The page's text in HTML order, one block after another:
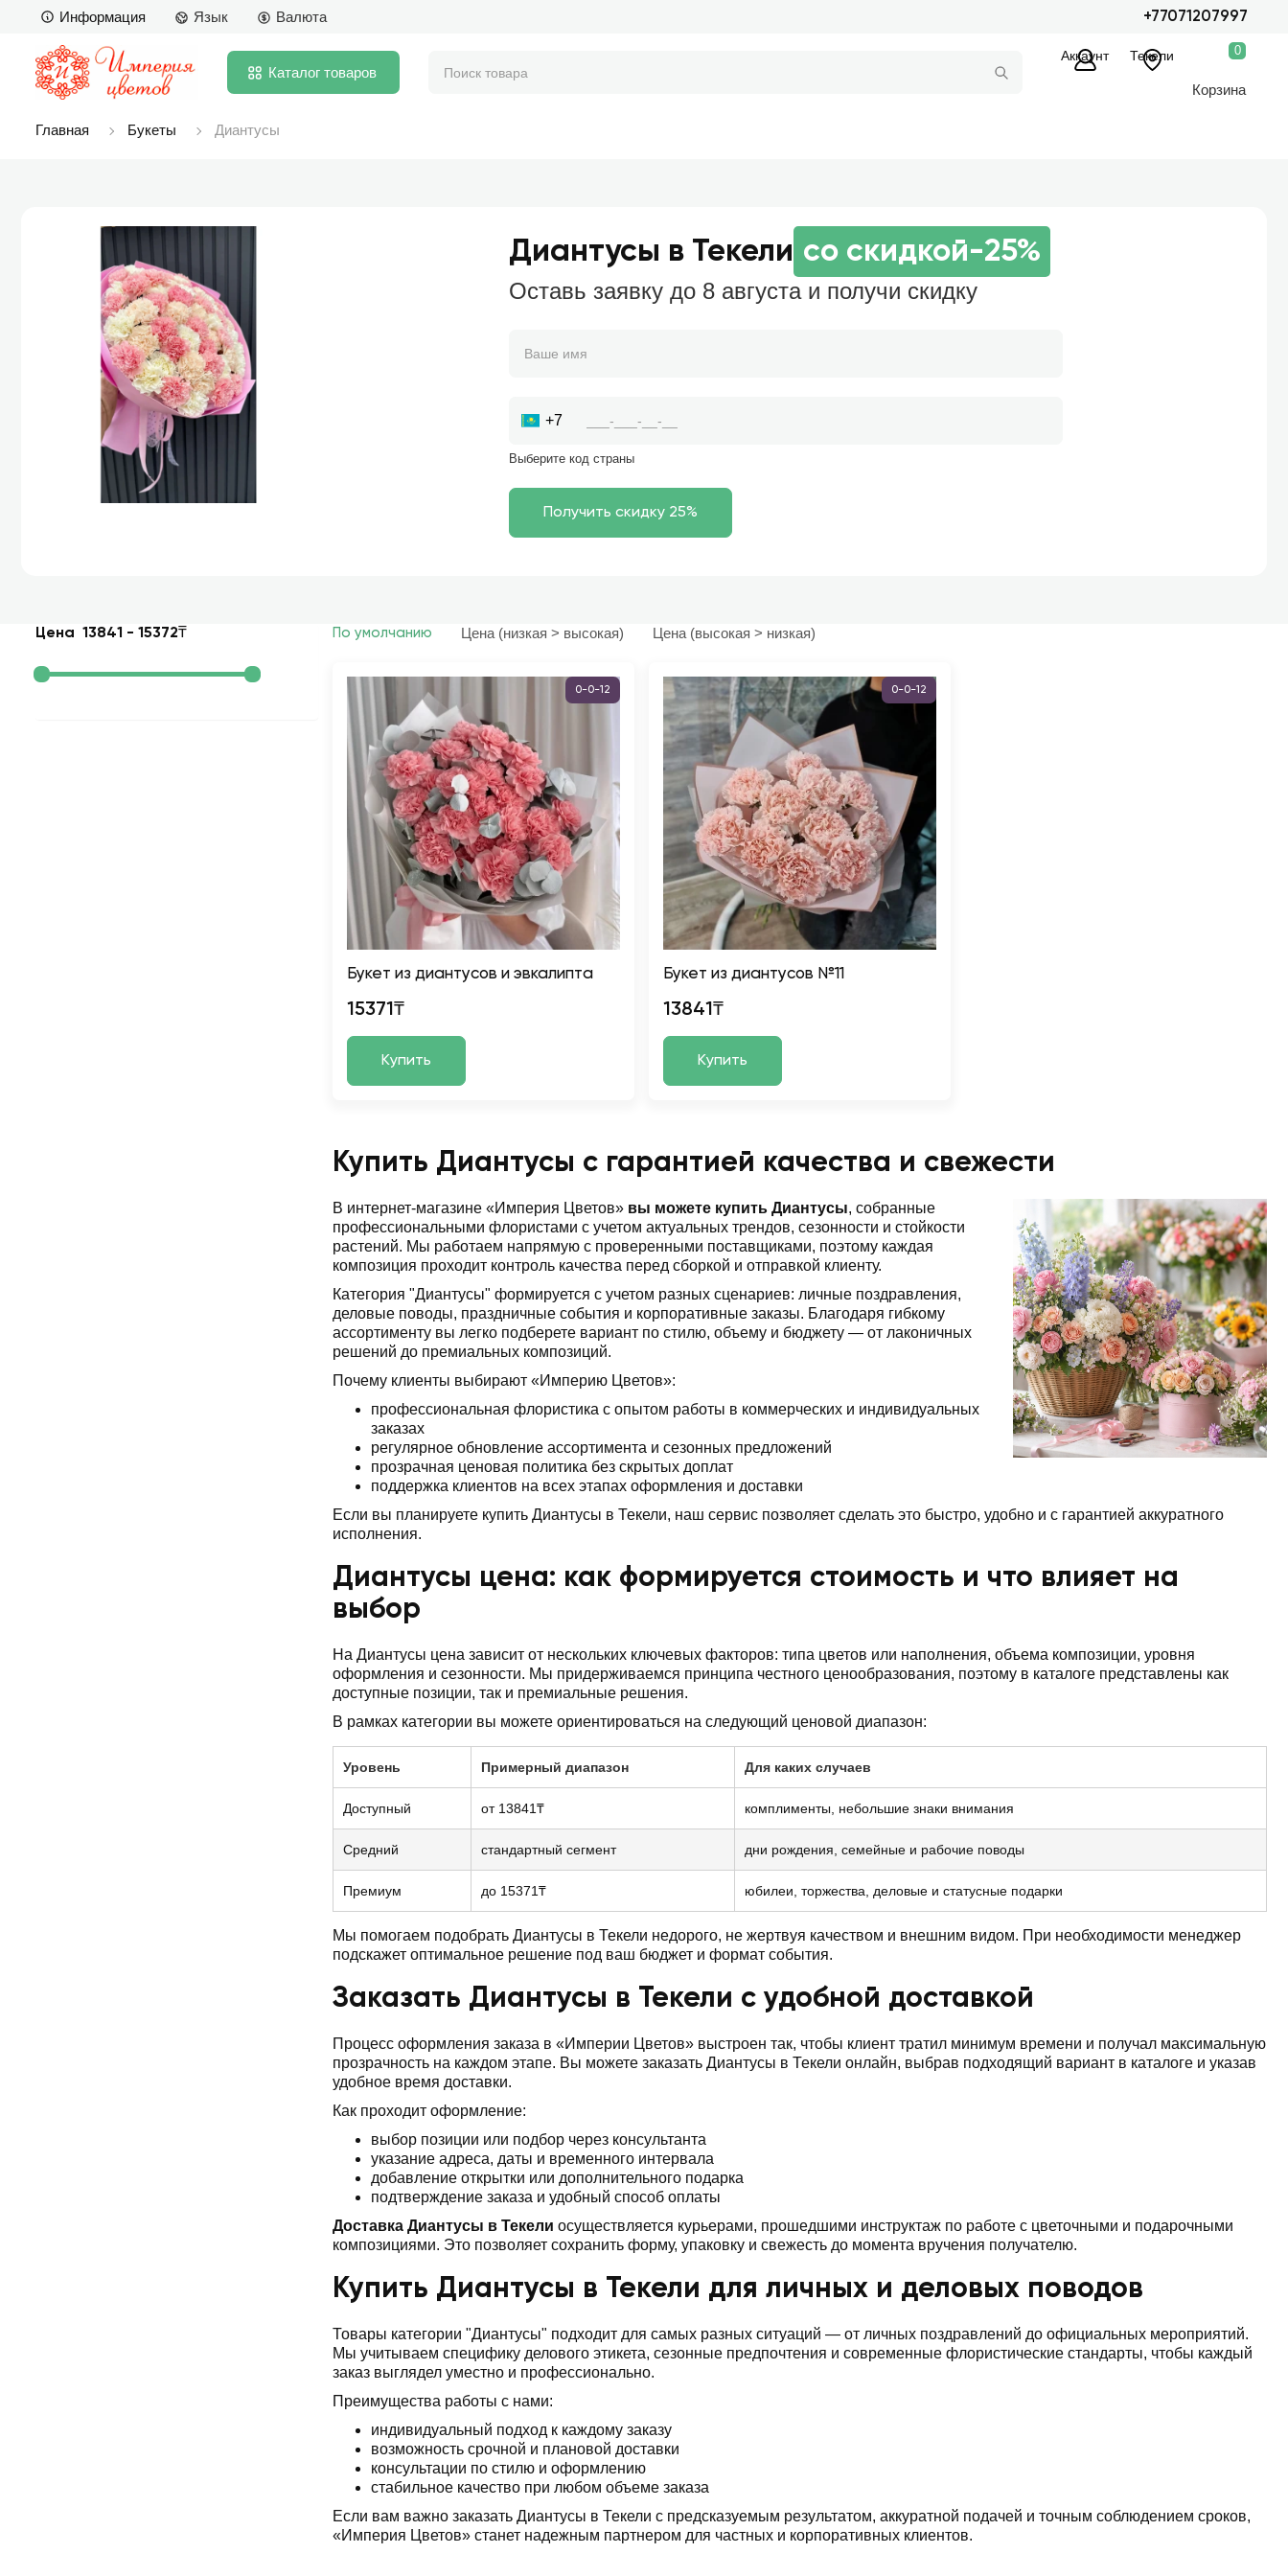
Информация Язык Валюта +77071207997
Каталог товаров
Аккаунт Текели 0
Корзина
Главная Букеты Диантусы
Диантусы в Текели со скидкой-25%
Оставь заявку до 8 августа и получи скидку
+7
Выберите код страны
Цена 13841 - 15372₸ По умолчанию Цена (низкая > высокая) Цена (высокая > низкая)
0-0-12
Букет из диантусов и эвкалипта
15371₸
Купить
0-0-12
Букет из диантусов №11
13841₸
Купить
Купить Диантусы с гарантией качества и свежести
В интернет-магазине «Империя Цветов» вы можете купить Диантусы, собранные
профессиональными флористами с учетом актуальных трендов, сезонности и стойкости
растений. Мы работаем напрямую с проверенными поставщиками, поэтому каждая
композиция проходит контроль качества перед сборкой и отправкой клиенту.
Категория "Диантусы" формируется с учетом разных сценариев: личные поздравления,
деловые поводы, праздничные события и корпоративные заказы. Благодаря гибкому
ассортименту вы легко подберете вариант по стилю, объему и бюджету — от лаконичных
решений до премиальных композиций.
Почему клиенты выбирают «Империю Цветов»:
профессиональная флористика с опытом работы в коммерческих и индивидуальных
заказах
регулярное обновление ассортимента и сезонных предложений
прозрачная ценовая политика без скрытых доплат
поддержка клиентов на всех этапах оформления и доставки
Если вы планируете купить Диантусы в Текели, наш сервис позволяет сделать это быстро, удобно и с гарантией аккуратного
исполнения.
Диантусы цена: как формируется стоимость и что влияет на
выбор
На Диантусы цена зависит от нескольких ключевых факторов: типа цветов или наполнения, объема композиции, уровня
оформления и сезонности. Мы придерживаемся принципа честного ценообразования, поэтому в каталоге представлены как
доступные позиции, так и премиальные решения.
В рамках категории вы можете ориентироваться на следующий ценовой диапазон:
Уровень Примерный диапазон Для каких случаев
Доступный от 13841₸ комплименты, небольшие знаки внимания
Средний стандартный сегмент дни рождения, семейные и рабочие поводы
Премиум до 15371₸ юбилеи, торжества, деловые и статусные подарки
Мы помогаем подобрать Диантусы в Текели недорого, не жертвуя качеством и внешним видом. При необходимости менеджер
подскажет оптимальное решение под ваш бюджет и формат события.
Заказать Диантусы в Текели с удобной доставкой
Процесс оформления заказа в «Империи Цветов» выстроен так, чтобы клиент тратил минимум времени и получал максимальную
прозрачность на каждом этапе. Вы можете заказать Диантусы в Текели онлайн, выбрав подходящий вариант в каталоге и указав
удобное время доставки.
Как проходит оформление:
выбор позиции или подбор через консультанта
указание адреса, даты и временного интервала
добавление открытки или дополнительного подарка
подтверждение заказа и удобный способ оплаты
Доставка Диантусы в Текели осуществляется курьерами, прошедшими инструктаж по работе с цветочными и подарочными
композициями. Это позволяет сохранить форму, упаковку и свежесть до момента вручения получателю.
Купить Диантусы в Текели для личных и деловых поводов
Товары категории "Диантусы" подходит для самых разных ситуаций — от личных поздравлений до официальных мероприятий.
Мы учитываем специфику делового этикета, сезонные предпочтения и современные флористические стандарты, чтобы каждый
заказ выглядел уместно и профессионально.
Преимущества работы с нами:
индивидуальный подход к каждому заказу
возможность срочной и плановой доставки
консультации по стилю и оформлению
стабильное качество при любом объеме заказа
Если вам важно заказать Диантусы в Текели с предсказуемым результатом, аккуратной подачей и точным соблюдением сроков,
«Империя Цветов» станет надежным партнером для частных и корпоративных клиентов.